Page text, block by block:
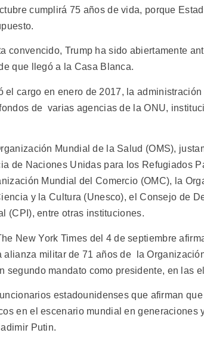
cumplirá 75 años de vida, porque
convencido, Trump ha sido abiertamente
que llegó a la Casa Blanca.
el cargo en enero de 2017, la
de varias agencias de la ONU,
Mundial de la Salud (OMS),
de Naciones Unidas para los Refugiados
Mundial del Comercio (OMC), la
y la Cultura (Unesco), el Consejo de
(CPI), entre otras instituciones.
New York Times del 4 de septiembre
alianza militar de 71 años de la
segundo mandato como presidente, en las
estadounidenses que afirman
en el escenario mundial en generaciones
Putin.